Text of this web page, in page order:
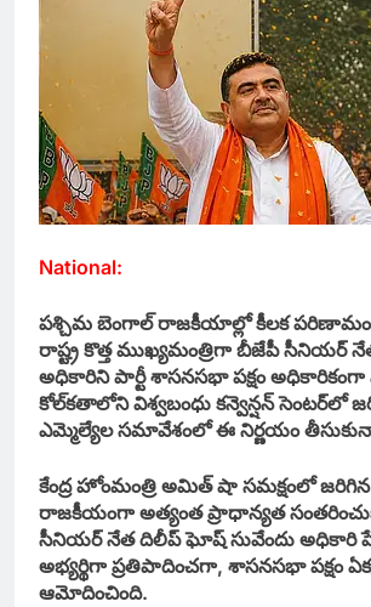
National:
పశ్చిమ బెంగాల్ రాజకీయాల్లో కీలక పరిణామం
రాష్ట్ర కొత్త ముఖ్యమంత్రిగా బీజేపీ సీనియర్
అధికారిని పార్టీ శాసనసభా పక్షం అధికారికంగా
కోల్‌కతాలోని విశ్వబంధు కన్వెన్షన్ సెంటర్‌లో
ఎమ్మెల్యేల సమావేశంలో ఈ నిర్ణయం
కేంద్ర హోంమంత్రి అమిత్ షా సమక్షంలో
రాజకీయంగా అత్యంత ప్రాధాన్యత
సీనియర్ నేత దిలీప్ ఘోష్ సువేందు అధికారి
అభ్యర్థిగా ప్రతిపాదించగా, శాసనసభా పక్షం
ఆమోదించింది.